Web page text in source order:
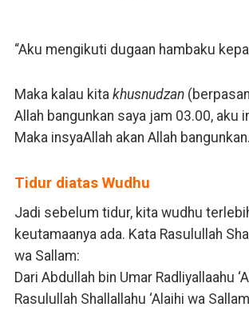
“Aku mengikuti dugaan hambaku
Maka kalau kita khusnudzan
Allah bangunkan saya jam 03.00, aku
Maka insyaAllah akan Allah bangunkan.
Tidur diatas Wudhu
Jadi sebelum tidur, kita wudhu
keutamaanya ada. Kata Rasulullah
wa Sallam:
Dari Abdullah bin Umar Radliyallaahu
Rasulullah Shallallahu ‘Alaihi wa